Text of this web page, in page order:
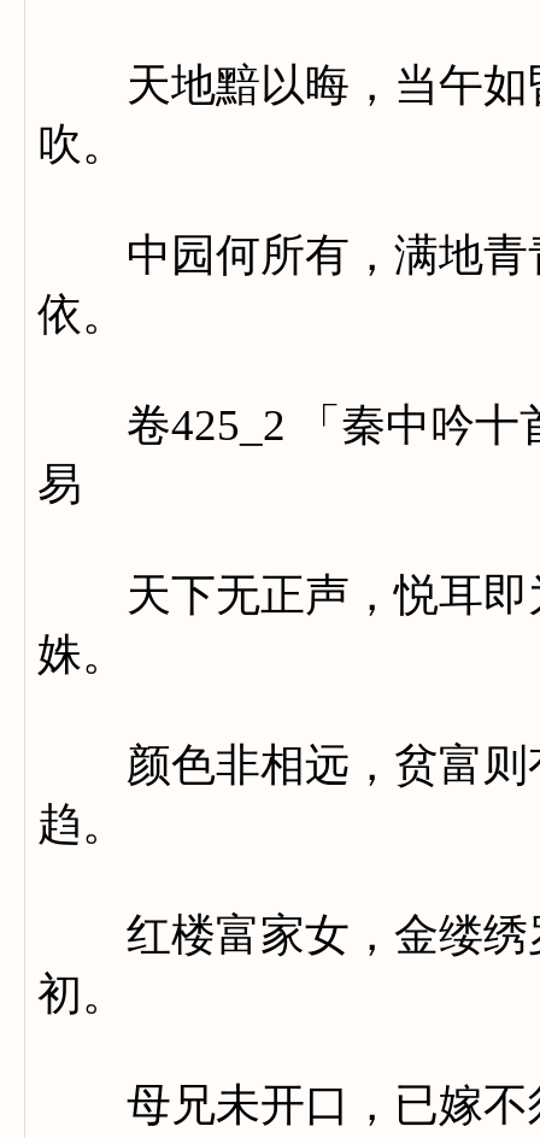
天地黯以晦，当午如
吹。
中园何所有，满地青
依。
卷425_2 「秦中吟十
易
天下无正声，悦耳即
姝。
颜色非相远，贫富则
趋。
红楼富家女，金缕绣
初。
母兄未开口，已嫁不